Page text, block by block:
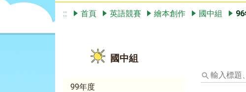
::: 首頁 英語競賽 繪本創作 國中組
國中組
99年度
輸
入